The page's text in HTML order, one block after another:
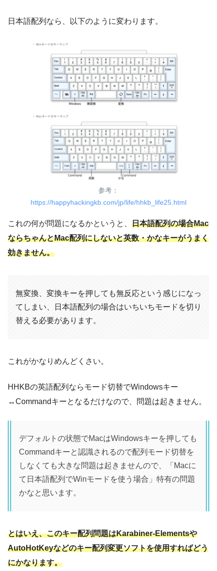
日本語配列なら、以下のように変わります。
参考：
https://happyhackingkb.com/jp/life/hhkb_life25.html
これの何が問題になるかというと、 日本語配列の場合Mac
ならちゃんとMac配列にしないと英数・かなキーがうまく
効きません。
無変換、変換キーを押しても無反応という感じになっ
てしまい、日本語配列の場合はいちいちモードを切り
替える必要があります。
これがかなりめんどくさい。
HHKBの英語配列ならモード切替でWindowsキー
↔Commandキーとなるだけなので、問題は起きません。
デフォルトの状態でMacはWindowsキーを押しても
Commandキーと認識されるので配列モード切替を
しなくても大きな問題は起きませんので、「Macに
て日本語配列でWinモードを使う場合」特有の問題
かなと思います。
とはいえ、このキー配列問題はKarabiner-Elementsや
AutoHotKeyなどのキー配列変更ソフトを使用すればどう
にかなります。